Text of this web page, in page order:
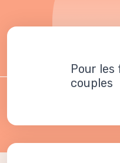
Pour les
couples